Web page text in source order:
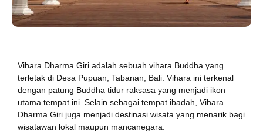
Vihara Dharma Giri adalah sebuah vihara Buddha yang
terletak di Desa Pupuan, Tabanan, Bali. Vihara ini terkenal
dengan patung Buddha tidur raksasa yang menjadi ikon
utama tempat ini. Selain sebagai tempat ibadah, Vihara
Dharma Giri juga menjadi destinasi wisata yang menarik bagi
wisatawan lokal maupun mancanegara.